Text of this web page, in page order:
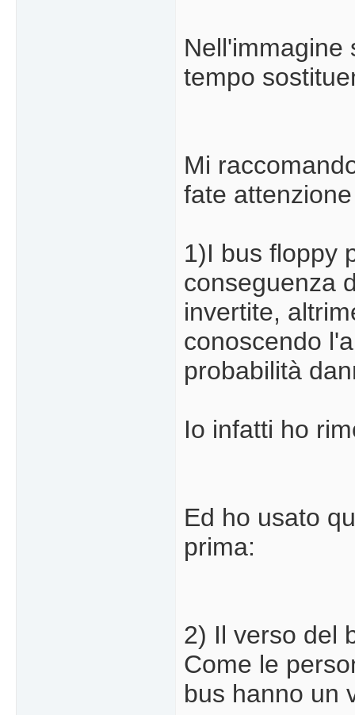
Nell'immagine
tempo
Mi
fate
1)I bus floppy
conseguenza
invertite,
conoscendo
probabilità
Io infatti ho
Ed ho usato
prima:
2) Il verso del
Come le
bus hanno un